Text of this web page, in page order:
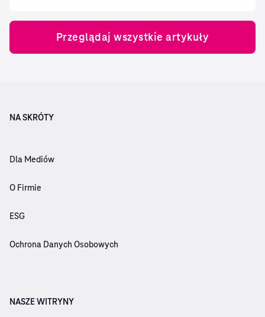
Przeglądaj wszystkie artykuły
NA SKRÓTY
Dla Mediów
O Firmie
ESG
Ochrona Danych Osobowych
NASZE WITRYNY